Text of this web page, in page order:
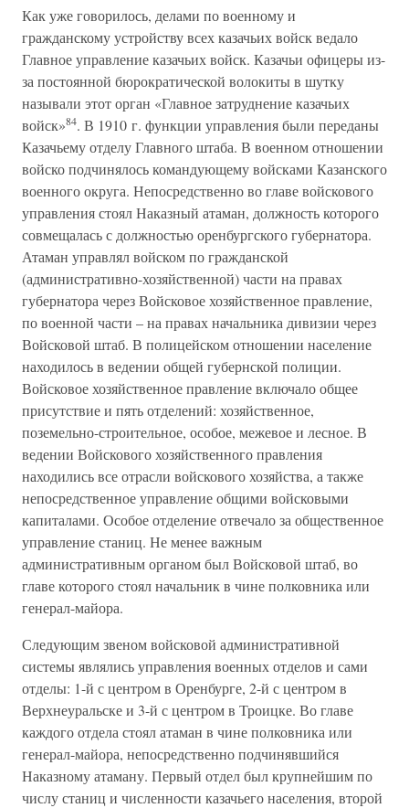
Как уже говорилось, делами по военному и
гражданскому устройству всех казачьих войск ведало
Главное управление казачьих войск. Казачьи офицеры из-
за постоянной бюрократической волокиты в шутку
называли этот орган «Главное затруднение казачьих
войск»84. В 1910 г. функции управления были переданы
Казачьему отделу Главного штаба. В военном отношении
войско подчинялось командующему войсками Казанского
военного округа. Непосредственно во главе войскового
управления стоял Наказный атаман, должность которого
совмещалась с должностью оренбургского губернатора.
Атаман управлял войском по гражданской
(административно-хозяйственной) части на правах
губернатора через Войсковое хозяйственное правление,
по военной части – на правах начальника дивизии через
Войсковой штаб. В полицейском отношении население
находилось в ведении общей губернской полиции.
Войсковое хозяйственное правление включало общее
присутствие и пять отделений: хозяйственное,
поземельно-строительное, особое, межевое и лесное. В
ведении Войскового хозяйственного правления
находились все отрасли войскового хозяйства, а также
непосредственное управление общими войсковыми
капиталами. Особое отделение отвечало за общественное
управление станиц. Не менее важным
административным органом был Войсковой штаб, во
главе которого стоял начальник в чине полковника или
генерал-майора.
Следующим звеном войсковой административной
системы являлись управления военных отделов и сами
отделы: 1-й с центром в Оренбурге, 2-й с центром в
Верхнеуральске и 3-й с центром в Троицке. Во главе
каждого отдела стоял атаман в чине полковника или
генерал-майора, непосредственно подчинявшийся
Наказному атаману. Первый отдел был крупнейшим по
числу станиц и численности казачьего населения, второй